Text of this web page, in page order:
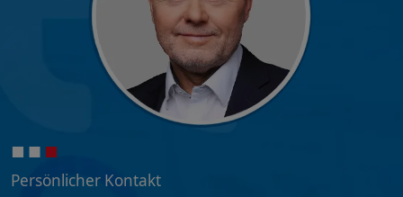
Persönlicher Kontakt